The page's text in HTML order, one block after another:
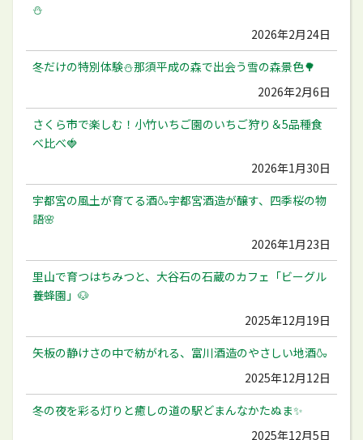
⛄️
2026年2月24日
冬だけの特別体験⛄️那須平成の森で出会う雪の森景色🌳
2026年2月6日
さくら市で楽しむ！小竹いちご園のいちご狩り＆5品種食
べ比べ🍓
2026年1月30日
宇都宮の風土が育てる酒🍶宇都宮酒造が醸す、四季桜の物
語🌸
2026年1月23日
里山で育つはちみつと、大谷石の石蔵のカフェ「ビーグル
養蜂園」🐶
2025年12月19日
矢板の静けさの中で紡がれる、富川酒造のやさしい地酒🍶
2025年12月12日
冬の夜を彩る灯りと癒しの道の駅どまんなかたぬま✨
2025年12月5日